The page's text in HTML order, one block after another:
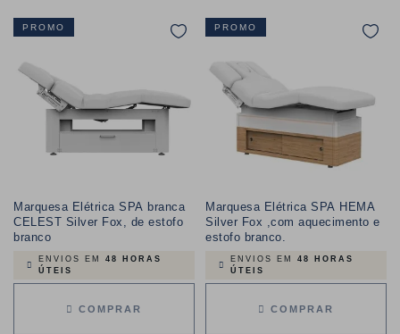
PROMO
Marquesa Elétrica SPA branca
CELEST Silver Fox, de estofo
branco
ENVIOS EM 48 HORAS
ÚTEIS
COMPRAR
PROMO
Marquesa Elétrica SPA HEMA
Silver Fox ,com aquecimento e
estofo branco.
ENVIOS EM 48 HORAS
ÚTEIS
COMPRAR